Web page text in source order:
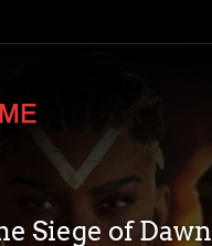
Siege of Dawn